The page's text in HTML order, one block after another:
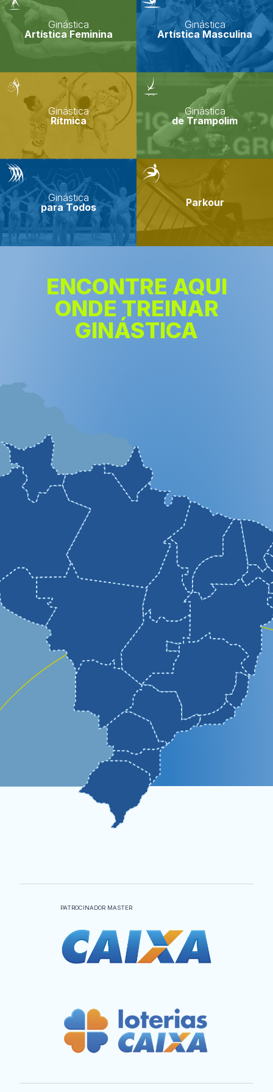
Ginástica
Artística Feminina
Ginástica
Artística Masculina
Ginástica
Rítmica
Ginástica
de Trampolim
Ginástica
para Todos
Parkour
ENCONTRE AQUI
ONDE TREINAR
GINÁSTICA
PATROCINADOR MASTER